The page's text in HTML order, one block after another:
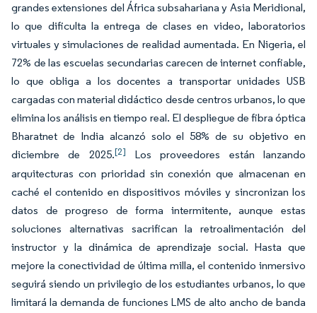
grandes extensiones del África subsahariana y Asia Meridional,
lo que dificulta la entrega de clases en video, laboratorios
virtuales y simulaciones de realidad aumentada. En Nigeria, el
72% de las escuelas secundarias carecen de internet confiable,
lo que obliga a los docentes a transportar unidades USB
cargadas con material didáctico desde centros urbanos, lo que
elimina los análisis en tiempo real. El despliegue de fibra óptica
Bharatnet de India alcanzó solo el 58% de su objetivo en
diciembre de 2025.[2] Los proveedores están lanzando
arquitecturas con prioridad sin conexión que almacenan en
caché el contenido en dispositivos móviles y sincronizan los
datos de progreso de forma intermitente, aunque estas
soluciones alternativas sacrifican la retroalimentación del
instructor y la dinámica de aprendizaje social. Hasta que
mejore la conectividad de última milla, el contenido inmersivo
seguirá siendo un privilegio de los estudiantes urbanos, lo que
limitará la demanda de funciones LMS de alto ancho de banda